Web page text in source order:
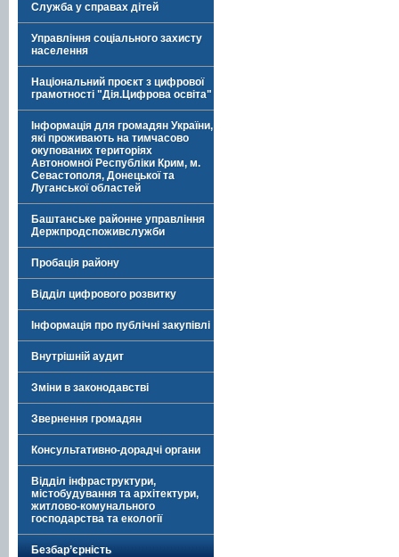
Служба у справах дітей
Управління соціального захисту
населення
Національний проєкт з цифрової
грамотності "Дія.Цифрова освіта"
Інформація для громадян України,
які проживають на тимчасово
окупованих територіях
Автономної Республіки Крим, м.
Севастополя, Донецької та
Луганської областей
Баштанське районне управління
Держпродспоживслужби
Пробація району
Відділ цифрового розвитку
Інформація про публічні закупівлі
Внутрішній аудит
Зміни в законодавстві
Звернення громадян
Консультативно-дорадчі органи
Відділ інфраструктури,
містобудування та архітектури,
житлово-комунального
господарства та екології
Безбар’єрність